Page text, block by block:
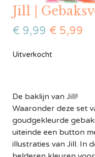
Jill |
€ 9,99 € 5,99
Uitverkocht
De baklijn van Jill!
Waaronder deze set
goudgekleurde
uiteinde een button
illustraties van Jill. In